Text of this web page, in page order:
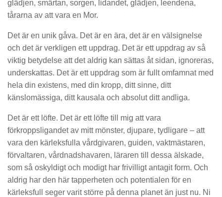
glädjen, smärtan, sorgen, lidandet, glädjen, leendena,
tårarna av att vara en Mor.
Det är en unik gåva. Det är en ära, det är en välsignelse
och det är verkligen ett uppdrag. Det är ett uppdrag av så
viktig betydelse att det aldrig kan sättas åt sidan, ignoreras,
underskattas. Det är ett uppdrag som är fullt omfamnat med
hela din existens, med din kropp, ditt sinne, ditt
känslomässiga, ditt kausala och absolut ditt andliga.
Det är ett löfte. Det är ett löfte till mig att vara
förkroppsligandet av mitt mönster, djupare, tydligare – att
vara den kärleksfulla vårdgivaren, guiden, vaktmästaren,
förvaltaren, vårdnadshavaren, läraren till dessa älskade,
som så oskyldigt och modigt har frivilligt antagit form. Och
aldrig har den här tapperheten och potentialen för en
kärleksfull seger varit större på denna planet än just nu. Ni